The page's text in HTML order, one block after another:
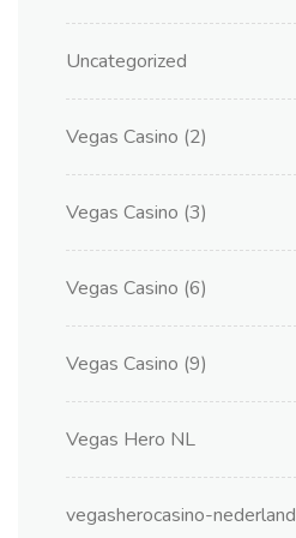
Uncategorized
Vegas Casino (2)
Vegas Casino (3)
Vegas Casino (6)
Vegas Casino (9)
Vegas Hero NL
vegasherocasino-